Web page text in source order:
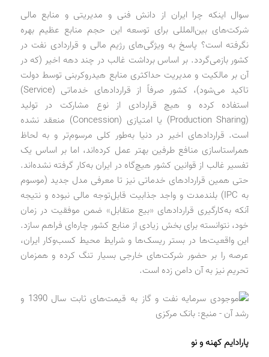
سوال اینکه چرا ایران از دانش فنی و مدیریتی و منابع مالی
شرکت‌های بین‌المللی برای توسعه این حجم منابع عظیم بهره
نگرفته است؟ پاسخ به ویژگی‌های رژیم مالی و قراردادی نفت در
کشور بازمی‌گردد. بر اساس برداشت غالب در چند دهه اخیر (که در
آن بر مالکیت و مدیریت حداکثری منابع هیدروکربنی توسط دولت
تاکید می‌شود)، کشور صرفاً از قراردادهای خدماتی (Service)
استفاده کرده و هیچ قراردادی از نوع مشارکت در تولید
(Production Sharing) یا امتیازی (Concession) منعقد نشده
است. قراردادهای اخیر در دنیا به‌طور کلی مرسوم‌تر و به لحاظ
همراستاسازی منافع طرفین بهتر عمل کرده‌اند، اما بر اساس یک
تفسیر غالب از قوانین کشور هیچ‌گاه در ایران به‌کار گرفته نشده‌اند.
حتی همین قراردادهای خدماتی نیز تا معرفی مدل جدید (موسوم
به IPC) بلندمدت و واجد جذابیت قابل‌توجه مالی نبوده و نتیجه
آنکه به‌کارگیری قراردادهای «بیع متقابل» ضمن موفقیت در زمان
خود، نتوانسته برای بخش زیادی از منابع کشور چاره‌ای فراهم سازد.
این واقعیت‌ها در بستر ریسک‌ها و شرایط محیط کسب‌وکار ایران،
عرصه را بر حضور شرکت‌های خارجی بسیار تنگ کرده و همزمان
تحریم نیز به آن دامن زده است.
پارادایم کهنه و نو